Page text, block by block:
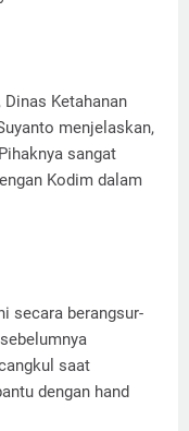
Ketahanan
menjelaskan,
sangat
Kodim dalam
secara berangsur-
saat
dengan hand